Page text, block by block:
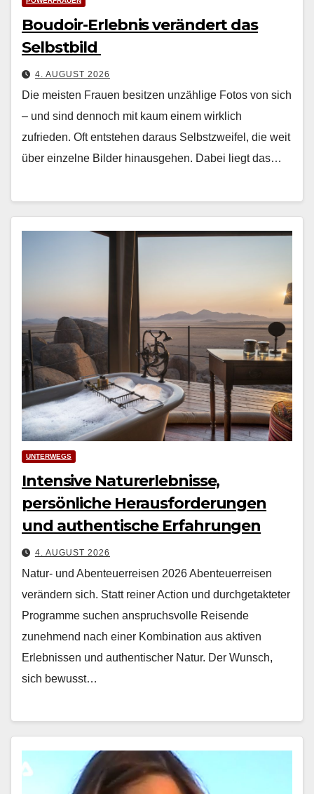
Boudoir-Erlebnis verändert das
Selbstbild
4. AUGUST 2026
Die meis­ten Frauen besitzen unzäh­lige Fotos von sich
– und sind den­noch mit kaum einem wirk­lich
zufrieden. Oft entste­hen daraus Selb­stzweifel, die weit
über einzelne Bilder hin­aus­ge­hen. Dabei liegt das…
UNTERWEGS
Intensive Naturerlebnisse,
persönliche Herausforderungen
und authentische Erfahrungen
4. AUGUST 2026
Natur- und Abenteuerreisen 2026 Aben­teuer­reisen
verän­dern sich. Statt rein­er Action und durchge­tak­teter
Pro­gramme suchen anspruchsvolle Reisende
zunehmend nach ein­er Kom­bi­na­tion aus aktiv­en
Erleb­nis­sen und authen­tis­ch­er Natur. Der Wun­sch,
sich bewusst…